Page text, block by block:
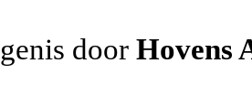
door Hovens